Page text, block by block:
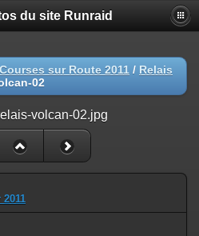
du site Runraid
Courses sur Route 2011 / Relais
02